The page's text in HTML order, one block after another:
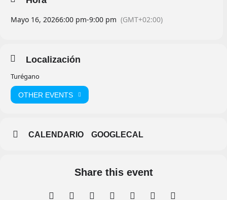
Mayo 16, 20266:00 pm-9:00 pm (GMT+02:00)
Localización
Turégano
OTHER EVENTS
CALENDARIO GOOGLECAL
Share this event